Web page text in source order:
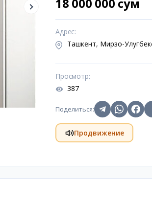
18 000 000 сум
Адрес:
Ташкент, Мирзо-
Просмотр:
387
Поделиться:
Продвижение